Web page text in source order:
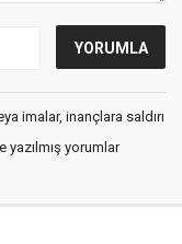
imalar, inançlara saldırı
yazılmış yorumlar